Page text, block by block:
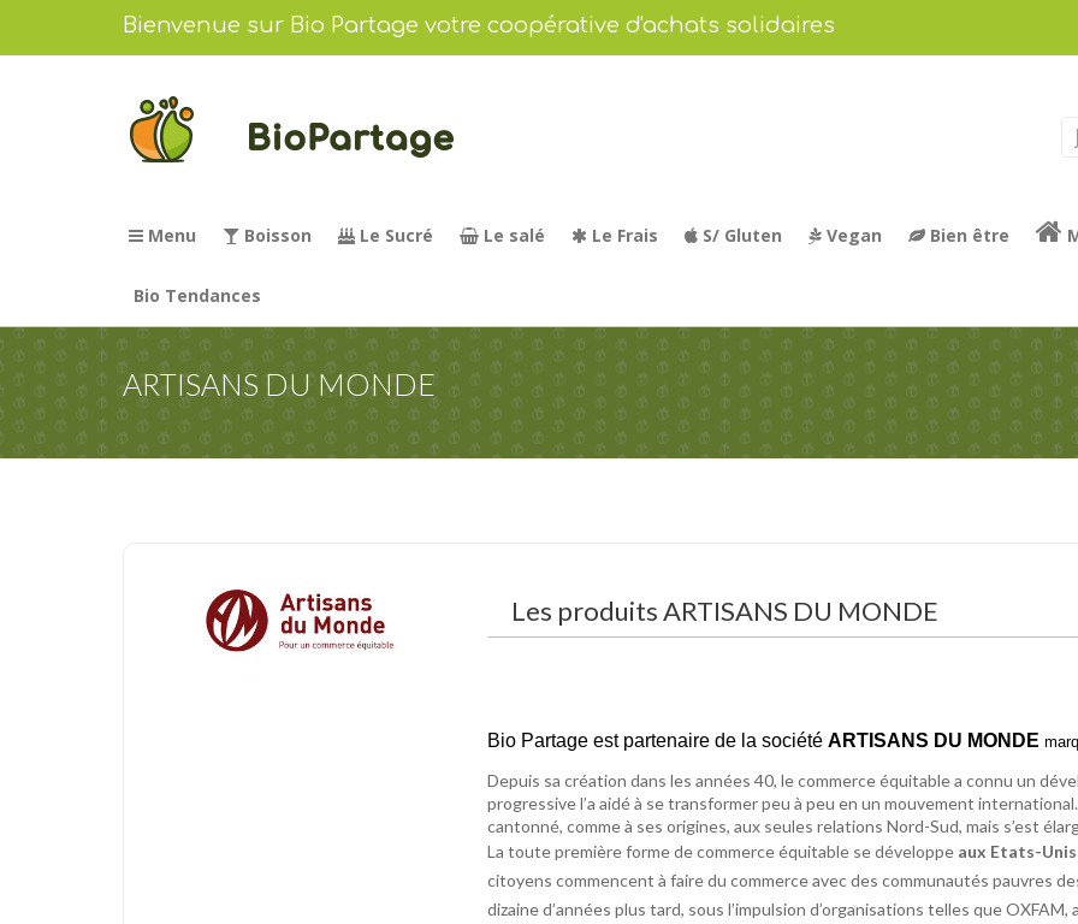
Bienvenue sur Bio Partage votre coopérative d'achats solidaires
Menu Boisson Le Sucré Le salé Le Frais S/ Gluten Vegan Bien être
Bio Tendances
ARTISANS DU MONDE
Les produitsARTISANS DU MONDE
Bio Partage est partenaire de la société ARTISANS DU MONDE
Depuis sa création dans les années 40, le commerce équitable a connu un
progressive l’a aidé à se transformer peu à peu en un mouvement
cantonné, comme à ses origines, aux seules relations Nord-Sud, mais s’est
La toute première forme de commerce équitable se développe aux Etats-
citoyens commencent à faire du commerce avec des communautés pauvres
dizaine d’années plus tard, sous l’impulsion d’organisations telles que